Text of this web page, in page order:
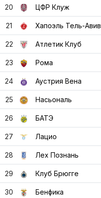
20 ЦФР Клуж
21 Хапоэль Тель-Авив
22 Атлетик Клуб
23 Рома
24 Аустрия Вена
25 Насьональ
26 БАТЭ
27 Лацио
28 Лех Познань
29 Клуб Брюгге
30 Бенфика